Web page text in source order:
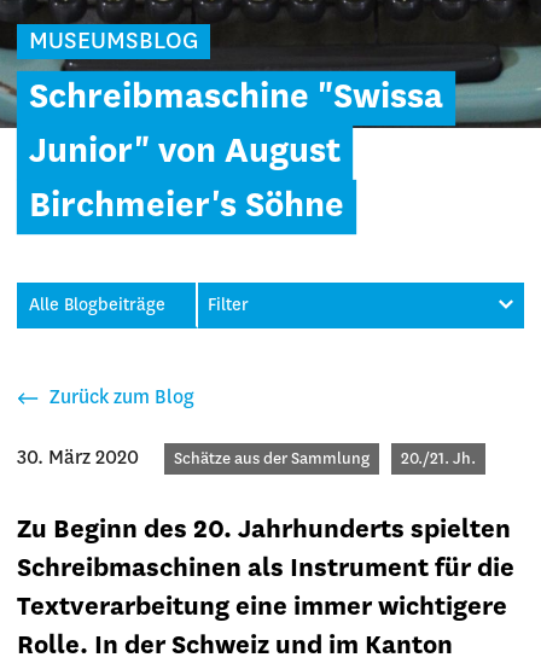
MUSEUMSBLOG
Schreibmaschine "Swissa
Junior" von August
Birchmeier's Söhne
Alle Blogbeiträge Filter
Zurück zum Blog
30. März 2020 Kategorien
Schätze aus der Sammlung 20./21. Jh.
Zu Beginn des 20. Jahrhunderts spielten
Schreibmaschinen als Instrument für die
Textverarbeitung eine immer wichtigere
Rolle. In der Schweiz und im Kanton